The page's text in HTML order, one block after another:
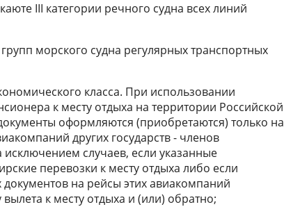
III категории речного судна всех линий
морского судна регулярных транспортных
класса. При использовании
к месту отдыха на территории Российской
оформляются (приобретаются) только на
других государств - членов
случаев, если указанные
перевозки к месту отдыха либо если
на рейсы этих авиакомпаний
к месту отдыха и (или) обратно;